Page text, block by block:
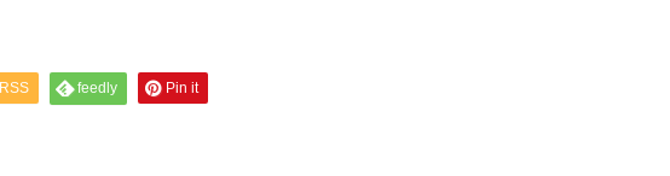
RSS feedly Pin it